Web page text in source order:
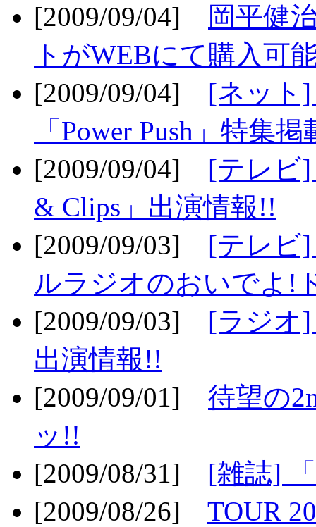
[2009/09/04]
岡平健
トがWEBにて購入可
[2009/09/04] [ネット]
「Power Push」特集
[2009/09/04] [テレビ]
& Clips」出演情報!!
[2009/09/03] [テレビ
ルラジオのおいでよ!
[2009/09/03] [ラジオ]
出演情報!!
[2009/09/01] 待望の
ッ!!
[2009/08/31] [雑誌]
[2009/08/26] TOUR